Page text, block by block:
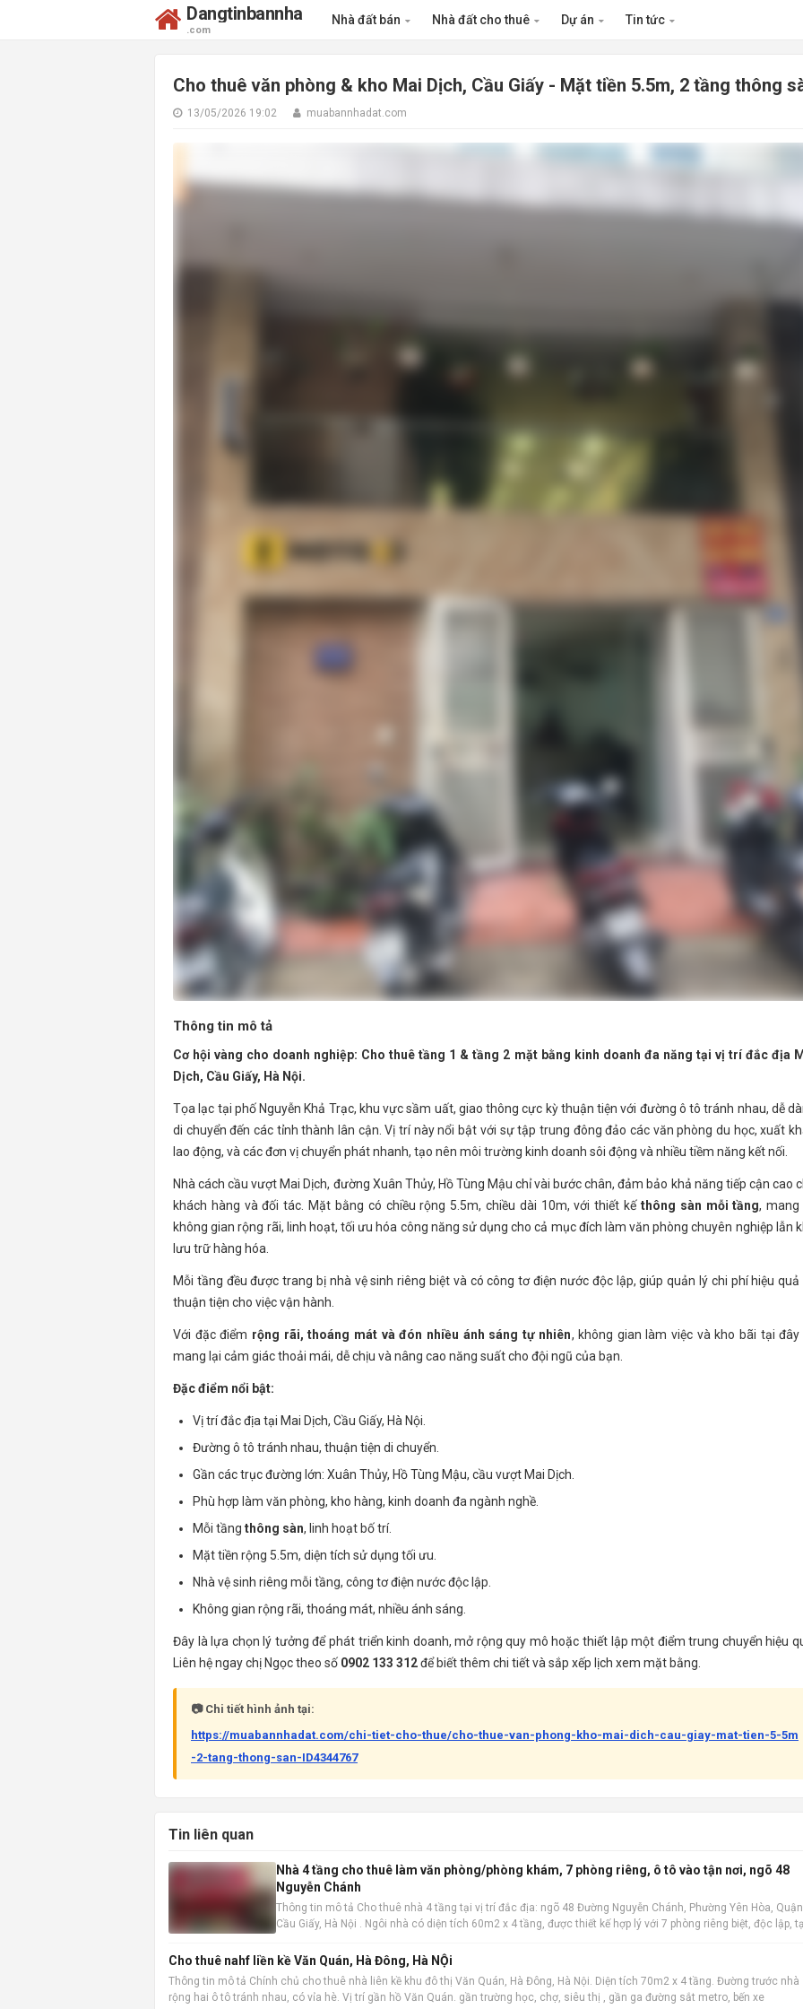
Dangtinbannha
.com
Nhà đất bán Nhà đất cho thuê Dự án Tin tức
Cho thuê văn phòng & kho Mai Dịch, Cầu Giấy - Mặt tiền 5.5m, 2 tầng thông
13/05/2026 19:02 muabannhadat.com
Thông tin mô tả
Cơ hội vàng cho doanh nghiệp: Cho thuê tầng 1 & tầng 2 mặt bằng kinh doanh đa năng tại vị trí đắc địa
Dịch, Cầu Giấy, Hà Nội.
Tọa lạc tại phố Nguyễn Khả Trạc, khu vực sầm uất, giao thông cực kỳ thuận tiện với đường ô tô tránh nhau, dễ
di chuyển đến các tỉnh thành lân cận. Vị trí này nổi bật với sự tập trung đông đảo các văn phòng du học, xuất
lao động, và các đơn vị chuyển phát nhanh, tạo nên môi trường kinh doanh sôi động và nhiều tiềm năng kết nối.
Nhà cách cầu vượt Mai Dịch, đường Xuân Thủy, Hồ Tùng Mậu chỉ vài bước chân, đảm bảo khả năng tiếp cận cao
khách hàng và đối tác. Mặt bằng có chiều rộng 5.5m, chiều dài 10m, với thiết kế thông sàn mỗi tầng, mang
không gian rộng rãi, linh hoạt, tối ưu hóa công năng sử dụng cho cả mục đích làm văn phòng chuyên nghiệp lẫn
lưu trữ hàng hóa.
Mỗi tầng đều được trang bị nhà vệ sinh riêng biệt và có công tơ điện nước độc lập, giúp quản lý chi phí hiệu quả
thuận tiện cho việc vận hành.
Với đặc điểm rộng rãi, thoáng mát và đón nhiều ánh sáng tự nhiên, không gian làm việc và kho bãi tại đây
mang lại cảm giác thoải mái, dễ chịu và nâng cao năng suất cho đội ngũ của bạn.
Đặc điểm nổi bật:
Vị trí đắc địa tại Mai Dịch, Cầu Giấy, Hà Nội.
Đường ô tô tránh nhau, thuận tiện di chuyển.
Gần các trục đường lớn: Xuân Thủy, Hồ Tùng Mậu, cầu vượt Mai Dịch.
Phù hợp làm văn phòng, kho hàng, kinh doanh đa ngành nghề.
Mỗi tầng thông sàn, linh hoạt bố trí.
Mặt tiền rộng 5.5m, diện tích sử dụng tối ưu.
Nhà vệ sinh riêng mỗi tầng, công tơ điện nước độc lập.
Không gian rộng rãi, thoáng mát, nhiều ánh sáng.
Đây là lựa chọn lý tưởng để phát triển kinh doanh, mở rộng quy mô hoặc thiết lập một điểm trung chuyển hiệu
Liên hệ ngay chị Ngọc theo số 0902 133 312để biết thêm chi tiết và sắp xếp lịch xem mặt bằng.
📷 Chi tiết hình ảnh tại:
https://muabannhadat.com/chi-tiet-cho-thue/cho-thue-van-phong-kho-mai-dich-cau-giay-mat-tien-5-5m
-2-tang-thong-san-ID4344767
Tin liên quan
Nhà 4 tầng cho thuê làm văn phòng/phòng khám, 7 phòng riêng, ô tô vào tận nơi, ngõ 48
Nguyễn Chánh
Thông tin mô tả Cho thuê nhà 4 tầng tại vị trí đắc địa: ngõ 48 Đường Nguyễn Chánh, Phường Yên Hòa, Quận
Cầu Giấy, Hà Nội . Ngôi nhà có diện tích 60m2 x 4 tầng, được thiết kế hợp lý với 7 phòng riêng biệt, độc lập,
Cho thuê nahf liền kề Văn Quán, Hà Đông, Hà NỘi
Thông tin mô tả Chính chủ cho thuê nhà liên kề khu đô thị Văn Quán, Hà Đông, Hà Nội. Diện tích 70m2 x 4 tầng. Đường trước nhà
rộng hai ô tô tránh nhau, có vỉa hè. Vị trí gần hồ Văn Quán. gần trường học, chợ, siêu thị , gần ga đường sắt metro, bến xe